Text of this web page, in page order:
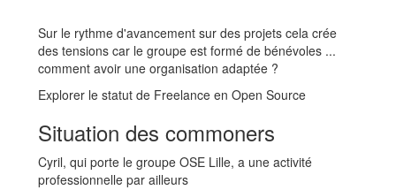
Sur le rythme d'avancement sur des projets cela crée
des tensions car le groupe est formé de bénévoles ...
comment avoir une organisation adaptée ?
Explorer le statut de Freelance en Open Source
Situation des commoners
Cyril, qui porte le groupe OSE Lille, a une activité
professionnelle par ailleurs